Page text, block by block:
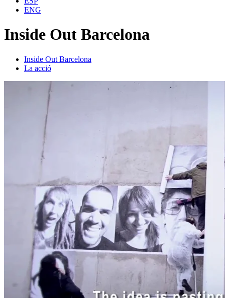
ENG
Inside Out Barcelona
Inside Out Barcelona
La acció